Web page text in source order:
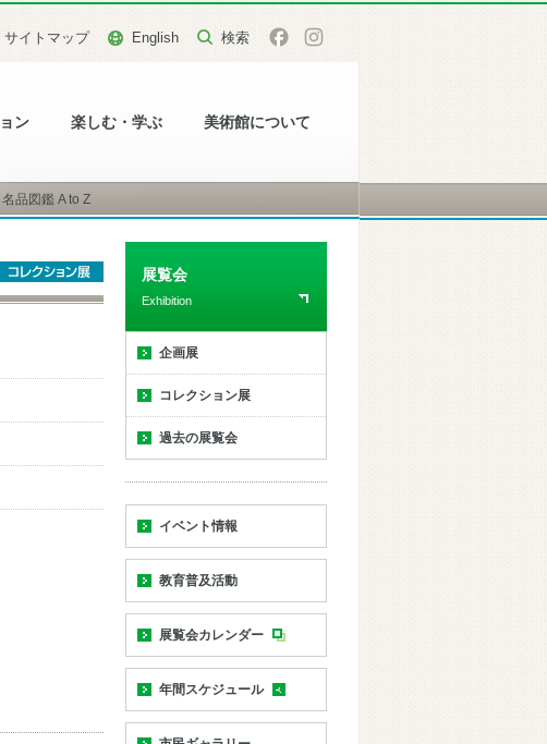
ン 楽しむ・学ぶ 美術館について
サイトマップ English
品図鑑 A to Z
展覧会
Exhibition
企画展
コレクション展
過去の展覧会
イベント情報
教育普及活動
展覧会カレンダー
年間スケジュール